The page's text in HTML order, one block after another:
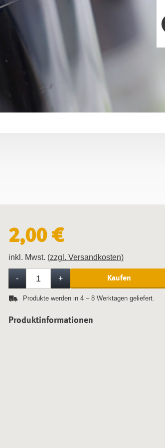
2,00 €
inkl. Mwst. (zzgl. Versandkosten)
-Weniger
Menge +Mehr Kaufen
Produkte werden in 4 – 8 Werktagen geliefert.
Produktinformationen